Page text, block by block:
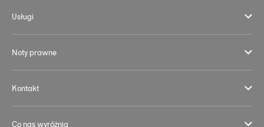
Usługi
Noty prawne
Kontakt
Co nas wyróżnia